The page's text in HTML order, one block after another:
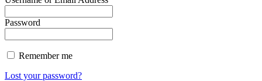
Password
Remember me
Lost your password?